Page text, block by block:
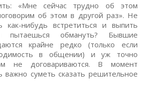
«Мне сейчас трудно об этом
об этом в другой раз». Не
как-нибудь встретиться и выпить
обмануть? Бывшие
крайне редко (только если
в общении) и уж точно
не договариваются. В момент
важно суметь сказать решительное